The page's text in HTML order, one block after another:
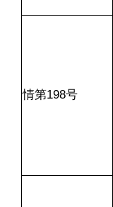
情第198号